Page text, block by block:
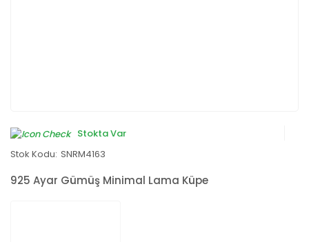
Stokta Var
Stok Kodu: SNRM4163
925 Ayar Gümüş Minimal Lama Küpe